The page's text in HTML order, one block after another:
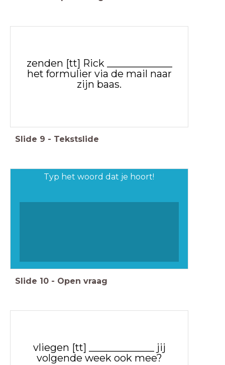
zenden [tt] Rick _____________
het formulier via de mail naar
zijn baas.
Slide 9 - Tekstslide
Typ het woord dat je hoort!
Slide 10 - Open vraag
vliegen [tt] _____________ jij
volgende week ook mee?